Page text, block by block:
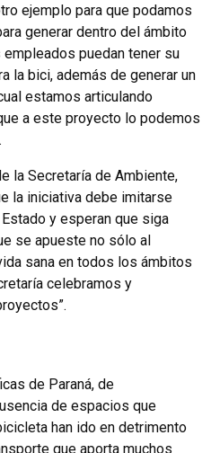
ejemplo para que podamos
generar dentro del ámbito
puedan tener su
la bici, además de generar un
estamos articulando
a este proyecto lo podemos
la Secretaría de Ambiente,
la iniciativa debe imitarse
y esperan que siga
se apueste no sólo al
sana en todos los ámbitos
celebramos y
de Paraná, de
de espacios que
han ido en detrimento
que aporta muchos